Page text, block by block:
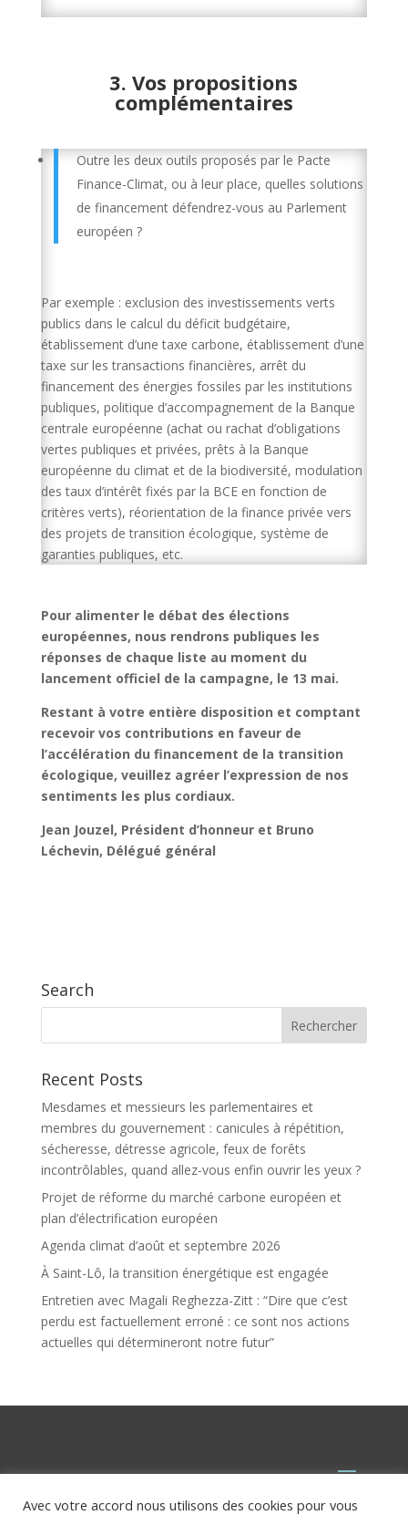
3. Vos propositions
complémentaires
Outre les deux outils proposés par le Pacte
Finance-Climat, ou à leur place, quelles solutions
de financement défendrez-vous au Parlement
européen ?
Par exemple : exclusion des investissements verts
publics dans le calcul du déficit budgétaire,
établissement d’une taxe carbone, établissement d’une
taxe sur les transactions financières, arrêt du
financement des énergies fossiles par les institutions
publiques, politique d’accompagnement de la Banque
centrale européenne (achat ou rachat d’obligations
vertes publiques et privées, prêts à la Banque
européenne du climat et de la biodiversité, modulation
des taux d’intérêt fixés par la BCE en fonction de
critères verts), réorientation de la finance privée vers
des projets de transition écologique, système de
garanties publiques, etc.
Pour alimenter le débat des élections
européennes, nous rendrons publiques les
réponses de chaque liste au moment du
lancement officiel de la campagne, le 13 mai.
Restant à votre entière disposition et comptant
recevoir vos contributions en faveur de
l’accélération du financement de la transition
écologique, veuillez agréer l’expression de nos
sentiments les plus cordiaux.
Jean Jouzel, Président d’honneur et Bruno
Léchevin, Délégué général
Search
Recent Posts
Mesdames et messieurs les parlementaires et
membres du gouvernement : canicules à répétition,
sécheresse, détresse agricole, feux de forêts
incontrôlables, quand allez-vous enfin ouvrir les yeux ?
Projet de réforme du marché carbone européen et
plan d’électrification européen
Agenda climat d’août et septembre 2026
À Saint-Lô, la transition énergétique est engagée
Entretien avec Magali Reghezza-Zitt : “Dire que c’est
perdu est factuellement erroné : ce sont nos actions
actuelles qui détermineront notre futur”
Avec votre accord nous utilisons des cookies pour vous